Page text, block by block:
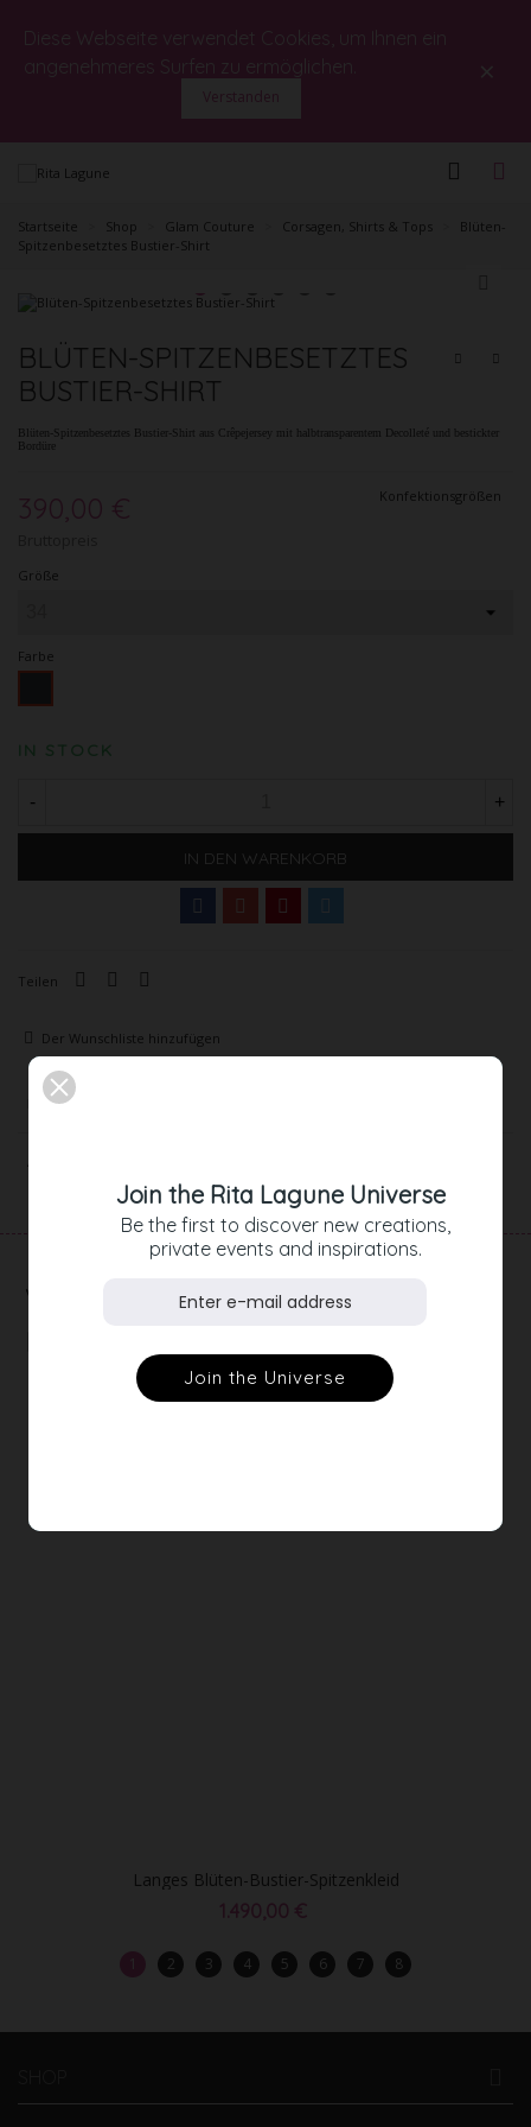
Diese Webseite verwendet Cookies, um Ihnen ein
angenehmeres Surfen zu ermöglichen.
Verstanden
×
Startseite Shop Glam Couture Corsagen, Shirts & Tops
Blüten-
Spitzenbesetztes Bustier-Shirt
BLÜTEN-SPITZENBESETZTES
BUSTIER-SHIRT
Blüten-Spitzenbesetztes Bustier-Shirt aus Crêpejersey mit halbtransparentem Decolleté und bestickter
Bordüre
390,00 € Konfektionsgrößen
Größe
Farbe
IN STOCK
- +
IN DEN WARENKORB
Teilen
Der Wunschliste hinzufügen
Beschreibung
Artikeldetails
RELATED
Langes Blüten-Bustier-Spitzenkleid
1.490,00 €
2 3 4 5 6 7 8
Join the Rita Lagune Universe
Be the first to discover new creations,
private events and inspirations.